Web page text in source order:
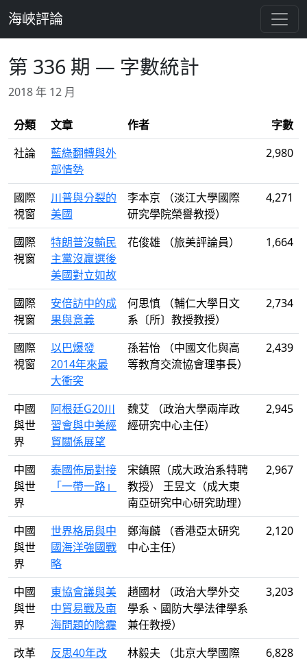
海峽評論
第 336 期 — 字數統計
2018 年 12 月
分類 文章 作者
字數
社論
藍綠翻轉與外
部情勢
2,980
國際
視窗
川普與分裂的
美國
李本京 （淡江大學國際
研究學院榮譽教授）
4,271
國際
視窗
特朗普沒輸民
主黨沒贏選後
美國對立如故
花俊雄 （旅美評論員） 1,664
國際
視窗
安倍訪中的成
果與意義
何思慎 （輔仁大學日文
系〔所〕教授教授）
2,734
國際
視窗
以巴爆發
2014年來最
大衝突
孫若怡 （中國文化與高
等教育交流協會理事長）
2,439
中國
與世
界
阿根廷G20川
習會與中美經
貿關係展望
魏艾 （政治大學兩岸政
經研究中心主任）
2,945
中國
與世
界
泰國佈局對接
「一帶一路」
宋鎮照（成大政治系特聘
教授） 王昱文（成大東
南亞研究中心研究助理）
2,967
中國
與世
界
世界格局與中
國海洋強國戰
略
鄭海麟 （香港亞太研究
中心主任）
2,120
中國
與世
界
東協會議與美
中貿易戰及南
海問題的陰霾
趙國材 （政治大學外交
學系、國防大學法律學系
兼任教授）
3,203
改革
反思40年改
林毅夫 （北京大學國際
6,828